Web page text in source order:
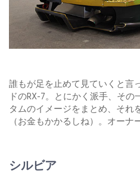
誰もが足を止めて見ていくと言
ドのRX-7。とにかく派手、そ
タムのイメージをまとめ、それ
（お金もかかるしね）。オーナ
シルビア